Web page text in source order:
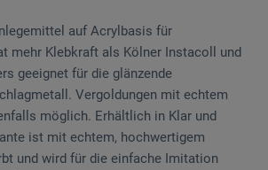
auf Acrylbasis für
mehr Klebkraft als Kölner Instacoll und
geeignet für die glänzende
Vergoldungen mit echtem
möglich. Erhältlich in Klar und
ist mit echtem, hochwertigem
und wird für die einfache Imitation